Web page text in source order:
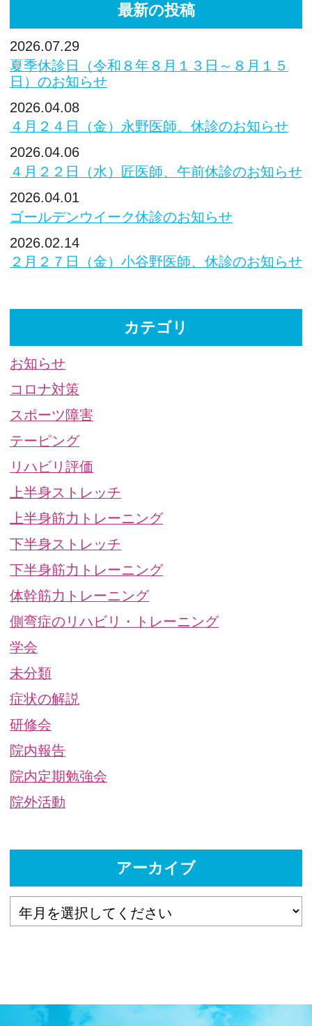
最新の投稿
2026.07.29
夏季休診日（令和８年８月１３日～８月１５
日）のお知らせ
2026.04.08
４月２４日（金）永野医師、休診のお知らせ
2026.04.06
４月２２日（水）匠医師、午前休診のお知らせ
2026.04.01
ゴールデンウイーク休診のお知らせ
2026.02.14
２月２７日（金）小谷野医師、休診のお知らせ
カテゴリ
お知らせ
コロナ対策
スポーツ障害
テーピング
リハビリ評価
上半身ストレッチ
上半身筋力トレーニング
下半身ストレッチ
下半身筋力トレーニング
体幹筋力トレーニング
側弯症のリハビリ・トレーニング
学会
未分類
症状の解説
研修会
院内報告
院内定期勉強会
院外活動
アーカイブ